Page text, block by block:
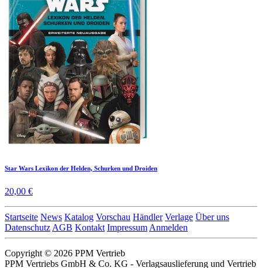
Star Wars Lexikon der Helden, Schurken und Droiden
20,00 €
Startseite News Katalog Vorschau Händler Verlage Über uns
Datenschutz AGB Kontakt Impressum Anmelden
Copyright © 2026 PPM Vertrieb
PPM Vertriebs GmbH & Co. KG - Verlagsauslieferung und Vertrieb